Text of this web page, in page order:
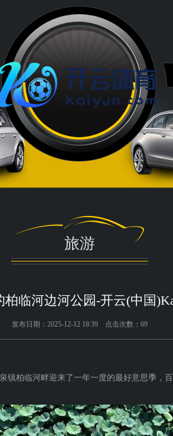
创新圣地：2024中国江西外洋游乐措施拓荒展
旅游
临河边河公园-开云(中国
发布日期：2025-12-12 18:39 点击次数：69
镇柏临河畔迎来了一年一度的最好意思季，